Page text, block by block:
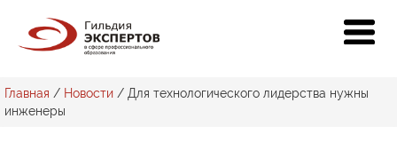
Главная / Новости / Для технологического лидерства нужны
инженеры